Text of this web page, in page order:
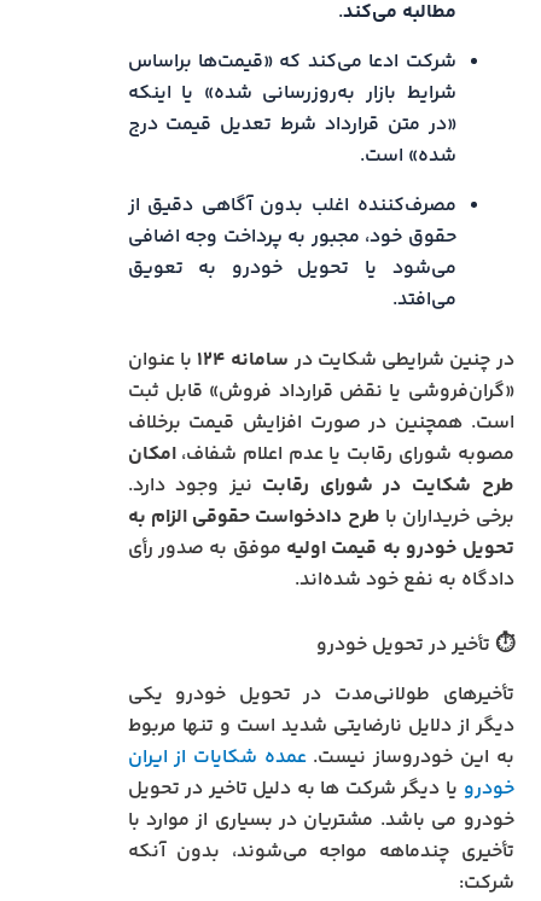
مطالبه می‌کند.
شرکت ادعا می‌کند که «قیمت‌ها براساس
شرایط بازار به‌روزرسانی شده» یا اینکه
«در متن قرارداد شرط تعدیل قیمت درج
شده» است.
مصرف‌کننده اغلب بدون آگاهی دقیق از
حقوق خود، مجبور به پرداخت وجه اضافی
می‌شود یا تحویل خودرو به تعویق
می‌افتد.
در چنین شرایطی شکایت در سامانه ۱۲۴
با عنوان
«گران‌فروشی یا نقض قرارداد فروش» قابل ثبت
است. همچنین در صورت افزایش قیمت برخلاف
مصوبه شورای رقابت یا عدم اعلام شفاف،امکان
طرح شکایت در شورای رقابت نیز وجود دارد.
برخی خریداران با طرح دادخواست حقوقی الزام به
تحویل خودرو به قیمت اولیه موفق به صدور رأی
دادگاه به نفع خود شده‌اند.
⏱️ تأخیر در تحویل خودرو
تأخیرهای طولانی‌مدت در تحویل خودرو یکی
دیگر از دلایل نارضایتی شدید است و تنها مربوط
به این خودروساز نیست.عمده شکایات از ایران
خودرو یا دیگر شرکت ها به دلیل تاخیر در تحویل
خودرو می باشد. مشتریان در بسیاری از موارد با
تأخیری چندماهه مواجه می‌شوند، بدون آنکه
شرکت: